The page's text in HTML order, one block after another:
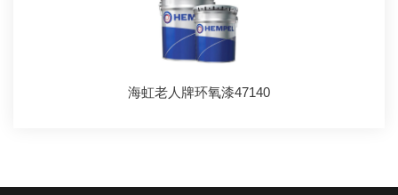
海虹老人牌环氧漆47140